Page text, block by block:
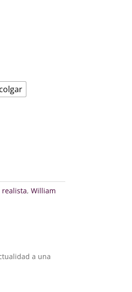
realista, William
a una